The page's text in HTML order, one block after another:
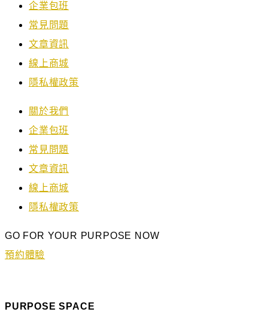
企業包班
常見問題
文章資訊
線上商城
隱私權政策
關於我們
企業包班
常見問題
文章資訊
線上商城
隱私權政策
GO FOR YOUR PURPOSE NOW
預約體驗
PURPOSE SPACE